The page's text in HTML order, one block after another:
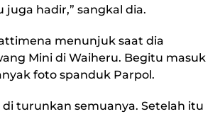
juga hadir,” sangkal dia.
menunjuk saat dia
Mini di Waiheru. Begitu masuk
foto spanduk Parpol.
turunkan semuanya. Setelah itu